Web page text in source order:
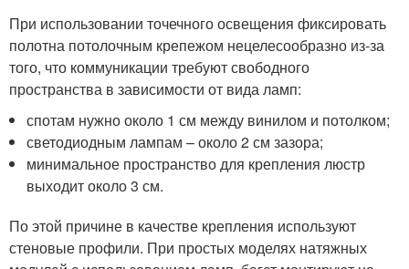
При использовании точечного освещения фиксировать
полотна потолочным крепежом нецелесообразно из-за
того, что коммуникации требуют свободного
пространства в зависимости от вида ламп:
спотам нужно около 1 см между винилом и потолком;
светодиодным лампам – около 2 см зазора;
минимальное пространство для крепления люстр
выходит около 3 см.
По этой причине в качестве крепления используют
стеновые профили. При простых моделях натяжных